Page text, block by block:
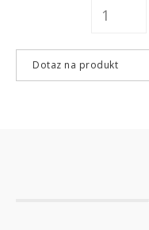
Dotaz na produkt